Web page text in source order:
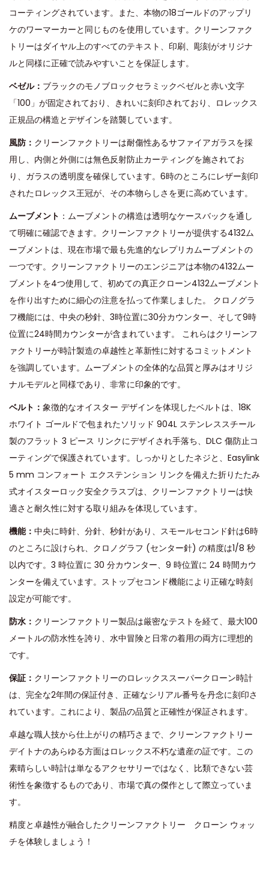
コーティングされています。また、本物の18ゴールドのアップリ
ケのワーマーカーと同じものを使用しています。クリーンファク
トリーはダイヤル上のすべてのテキスト、印刷、彫刻がオリジナ
ルと同様に正確で読みやすいことを保証します。
ベゼル： ​ブラックのモノブロックセラミックベゼルと赤い文字
「100」が固定されており、きれいに刻印されており、ロレックス
正規品の構造とデザインを踏襲しています。
風防： クリーンファクトリーは耐傷性あるサファイアガラスを採
用し、内側と外側には無色反射防止カーティングを施されてお
り、ガラスの透明度を確保しています。6時のところにレザー刻印
されたロレックス王冠が、その本物らしさを更に高めています。
ムーブメント ：ムーブメントの構造は透明なケースバックを通し
て明確に確認できます。クリーンファクトリーが提供する4132ム
ーブメントは、現在市場で最も先進的なレプリカムーブメントの
一つです。クリーンファクトリーのエンジニアは本物の4132ムー
ブメントを4つ使用して、初めての真正クローン4132ムーブメント
を作り出すために細心の注意を払って作業しました。 クロノグラ
フ機能には、中央の秒針、3時位置に30分カウンター、そして9時
位置に24時間カウンターが含まれています。 これらはクリーンフ
ァクトリーが時計製造の卓越性と革新性に対するコミットメント
を強調しています。ムーブメントの全体的な品質と厚みはオリジ
ナルモデルと同様であり、非常に印象的です。
ベルト： 象徴的なオイスター デザインを体現したベルトは、18K
ホワイト ゴールドで包まれたソリッド 904L ステンレススチール
製のフラット 3 ピース リンクにデザイされ手落ち、DLC 傷防止コ
ーティングで保護されています。しっかりとしたネジと、Easylink
5 mm コンフォート エクステンション リンクを備えた折りたたみ
式オイスターロック安全クラスプは、クリーンファクトリーは快
適さと耐久性に対する取り組みを体現しています。
機能： 中央に時針、分針、秒針があり、スモールセコンド針は6時
のところに設けられ、クロノグラフ (センター針) の精度は1/8 秒
以内です。3 時位置に 30 分カウンター、9 時位置に 24 時間カウ
ンターを備えています。ストップセコンド機能により正確な時刻
設定が可能です。
防水： クリーンファクトリー製品は厳密なテストを経て、最大100
メートルの防水性を誇り、水中冒険と日常の着用の両方に理想的
です。
保証： クリーンファクトリーのロレックススーパークローン時計
は、完全な2年間の保証付き、正確なシリアル番号を丹念に刻印さ
れています。これにより、製品の品質と正確性が保証されます。
卓越な職人技から仕上がりの精巧さまで、クリーンファクトリー
デイトナのあらゆる方面はロレックス不朽な遺産の証です。この
素晴らしい時計は単なるアクセサリーではなく、比類できない芸
術性を象徴するものであり、市場で真の傑作として際立っていま
す。
精度と卓越性が融合したクリーンファクトリー クローン ウォッ
チを体験しましょう！